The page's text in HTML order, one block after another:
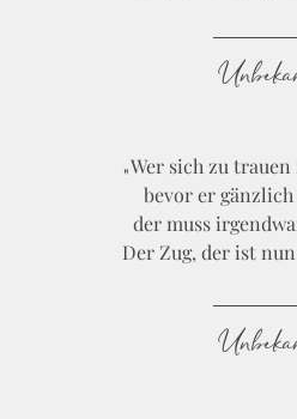
Wer sich zu
bevor er
der muss
Der Zug, der ist